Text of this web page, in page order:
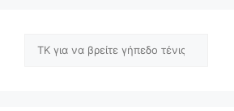
Αναζήτηση